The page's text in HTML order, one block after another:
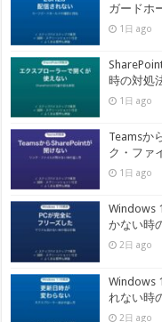
ガードホ
1日 ago
時の対処
1日 ago
Teamsか
ク・ファ
1日 ago
Windows
かない時
2日 ago
Windows
れない時
2日 ago